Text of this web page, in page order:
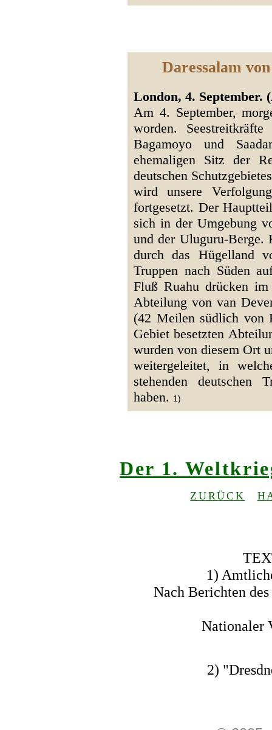
Daressalam
London, 4. September.
Am 4. September,
worden.
Bagamoyo und
ehemaligen Sitz der
deutschen
wird unsere
fortgesetzt. Der
sich in der Umgebung
und der Uluguru-Berge.
durch das Hügelland
Truppen nach Süden
Fluß Ruahu drücken im
Abteilung von van
(42 Meilen südlich von
Gebiet besetzten
wurden von diesem Ort
weitergeleitet, in
stehenden deutschen
haben. 1)
Der 1.
ZURÜCK
1)
Nach Berichten
Nationaler
2)